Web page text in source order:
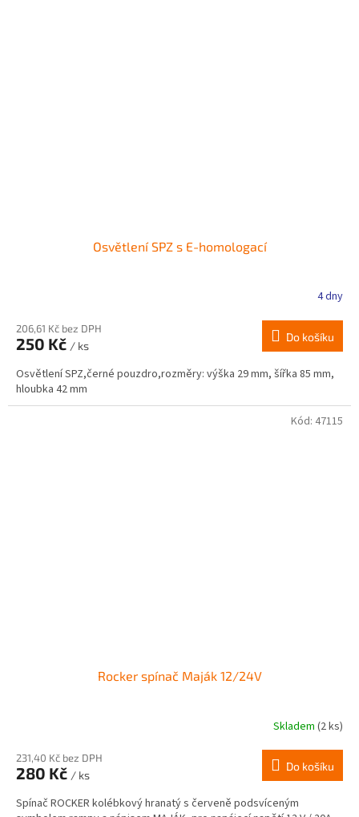
Osvětlení SPZ s E-homologací
4 dny
206,61 Kč bez DPH
250 Kč / ks
Do košíku
Osvětlení SPZ,černé pouzdro,rozměry: výška 29 mm, šířka 85 mm,
hloubka 42 mm
Rocker spínač Maják 12/24V
Skladem (2 ks)
231,40 Kč bez DPH
280 Kč / ks
Do košíku
Spínač ROCKER kolébkový hranatý s červeně podsvíceným
Kód: 47115